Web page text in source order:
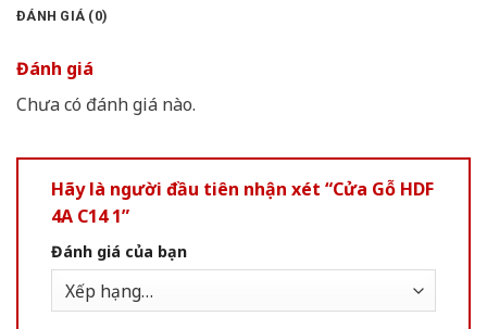
ĐÁNH GIÁ (0)
Đánh giá
Chưa có đánh giá nào.
Hãy là người đầu tiên nhận xét “Cửa Gỗ HDF
4A C14 1”
Đánh giá của bạn